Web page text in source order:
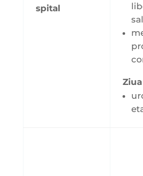
spital